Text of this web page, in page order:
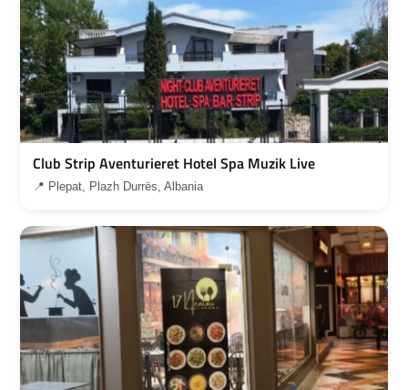
Club Strip Aventurieret Hotel Spa Muzik Live
📍 Plepat, Plazh Durrës, Albania